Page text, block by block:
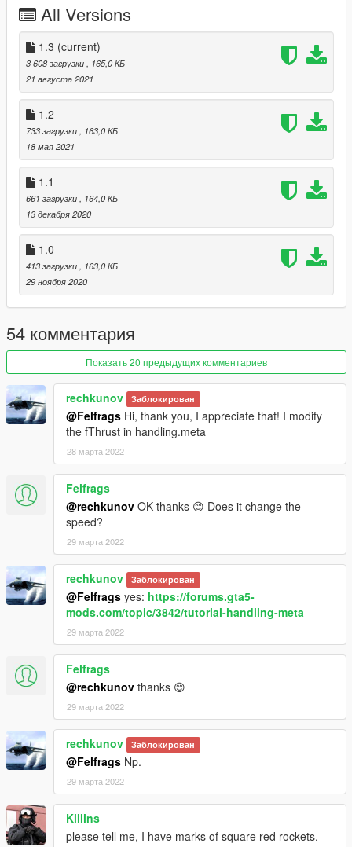
BlipColorVeryLightBlue,
BlipColorBrightPurple,
BlipColorVeryLightPurple,
BlipColorPink,
BlipColorLightGreen,
BlipColorDarkGrey
Added separate blip for flares.
Added option to not change player blip.
All of the above can be changed in the JSON.
Originally this was a part of this mod: https://www.gta5-
mods.com/scripts/dogfight-local-war-zone
All Versions
1.3 (current)
3 608 загрузки
, 165,0 КБ
21 августа 2021
1.2
733 загрузки
, 163,0 КБ
18 мая 2021
1.1
661 загрузки
, 164,0 КБ
13 декабря 2020
1.0
413 загрузки
, 163,0 КБ
29 ноября 2020
54 комментария
Показать 20 предыдущих комментариев
rechkunov Заблокирован
@Felfrags Hi, thank you, I appreciate that! I modify
the fThrust in handling.meta
28 марта 2022
Felfrags
@rechkunov OK thanks 😊 Does it change the
speed?
29 марта 2022
rechkunov Заблокирован
@Felfrags yes: https://forums.gta5-
mods.com/topic/3842/tutorial-handling-meta
29 марта 2022
Felfrags
@rechkunov thanks 😊
29 марта 2022
rechkunov Заблокирован
@Felfrags Np.
29 марта 2022
Killins
please tell me, I have marks of square red rockets.